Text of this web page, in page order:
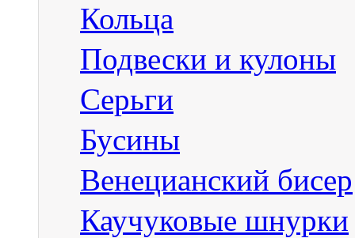
Кольца
Подвески и кулоны
Серьги
Бусины
Венецианский бисер
Каучуковые шнурки